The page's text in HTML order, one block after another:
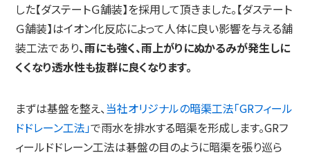
した【ダステートＧ舗装】を採用して頂きました。【ダステート
Ｇ舗装】はイオン化反応によって人体に良い影響を与える舗
装工法であり、雨にも強く、雨上がりにぬかるみが発生しに
くくなり透水性も抜群に良くなります。
まずは基盤を整え、当社オリジナルの暗渠工法「GRフィール
ドドレーン工法」で雨水を排水する暗渠を形成します。GRフ
ィールドドレーン工法は碁盤の目のように暗渠を張り巡ら